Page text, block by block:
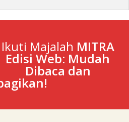
Ikuti Majalah MITRA
Edisi Web: Mudah
Dibaca dan